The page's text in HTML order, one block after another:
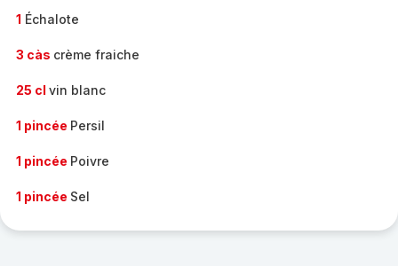
1 Échalote
3 càs crème fraiche
25 cl vin blanc
1 pincée Persil
1 pincée Poivre
1 pincée Sel